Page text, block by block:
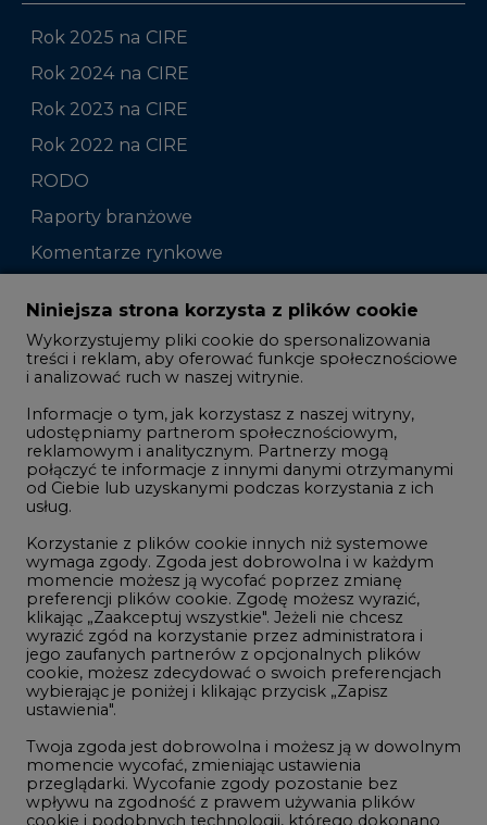
Rok 2025 na CIRE
Rok 2024 na CIRE
Rok 2023 na CIRE
Rok 2022 na CIRE
RODO
Raporty branżowe
Komentarze rynkowe
Zmiany kadrowe na rynku
Studio CIRE
Rozmowy o energetyce
Gospodarka
Geopolityka
LTE450
Innowacje i AI
Telekomunikacja i IT
Handel emisjami CO2
Wodór
Górnictwo
Atom
Fotowoltaika
Niniejsza strona korzysta z plików cookie
Wykorzystujemy pliki cookie do spersonalizowania
treści i reklam, aby oferować funkcje społecznościowe
i analizować ruch w naszej witrynie.
Informacje o tym, jak korzystasz z naszej witryny,
udostępniamy partnerom społecznościowym,
reklamowym i analitycznym. Partnerzy mogą
połączyć te informacje z innymi danymi otrzymanymi
od Ciebie lub uzyskanymi podczas korzystania z ich
usług.
Korzystanie z plików cookie innych niż systemowe
wymaga zgody. Zgoda jest dobrowolna i w każdym
momencie możesz ją wycofać poprzez zmianę
preferencji plików cookie. Zgodę możesz wyrazić,
klikając „Zaakceptuj wszystkie". Jeżeli nie chcesz
wyrazić zgód na korzystanie przez administratora i
jego zaufanych partnerów z opcjonalnych plików
cookie, możesz zdecydować o swoich preferencjach
wybierając je poniżej i klikając przycisk „Zapisz
ustawienia".
Twoja zgoda jest dobrowolna i możesz ją w dowolnym
momencie wycofać, zmieniając ustawienia
przeglądarki. Wycofanie zgody pozostanie bez
wpływu na zgodność z prawem używania plików
cookie i podobnych technologii, którego dokonano